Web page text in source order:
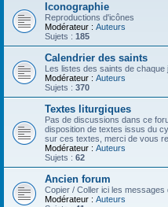
Iconographie
Reproductions d'icônes
Modérateur : Auteurs
Sujets : 185
Calendrier des saints
Les listes des saints de
Modérateur : Auteurs
Sujets : 370
Textes liturgiques
Pas de discussions dans ce
disposition de textes issus du
sur ces textes, merci de vous
Modérateur : Auteurs
Sujets : 62
Ancien forum
Copier / Coller ici les messages
Modérateur : Auteurs